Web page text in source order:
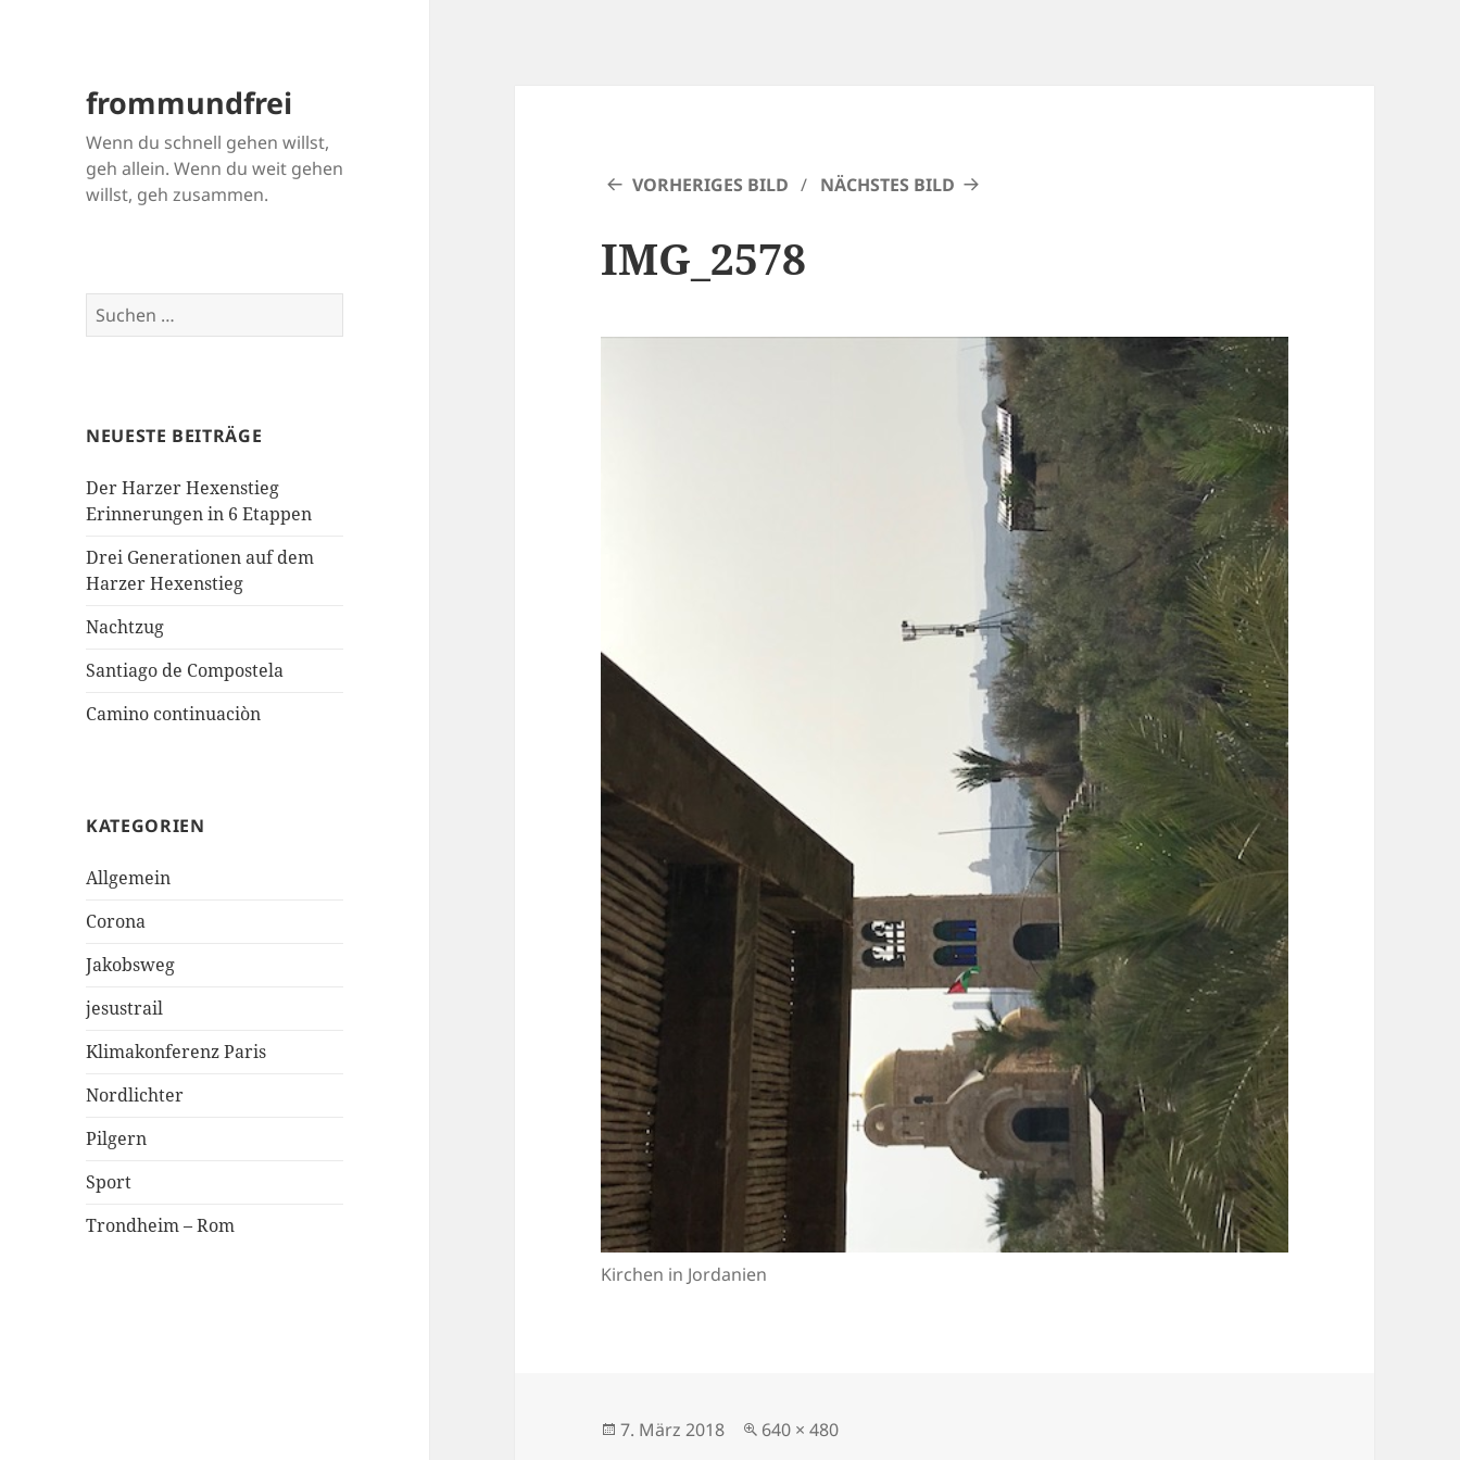
frommundfrei
Wenn du schnell gehen willst,
geh allein. Wenn du weit gehen
willst, geh zusammen.
Suchen
nach:
NEUESTE BEITRÄGE
Der Harzer Hexenstieg
Erinnerungen in 6 Etappen
Drei Generationen auf dem
Harzer Hexenstieg
Nachtzug
Santiago de Compostela
Camino continuaciòn
KATEGORIEN
Allgemein
Corona
Jakobsweg
jesustrail
Klimakonferenz Paris
Nordlichter
Pilgern
Sport
Trondheim – Rom
VORHERIGES BILD NÄCHSTES BILD
IMG_2578
Kirchen in Jordanien
Veröffentlicht
7. März 2018 Originalgröße
640 × 480